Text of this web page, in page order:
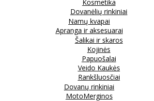
Kosmetika
Dovanėlių rinkiniai
Namų kvapai
Apranga ir aksesuarai
Šalikai ir skaros
Kojinės
Papuošalai
Veido Kaukės
Rankšluosčiai
Dovanų rinkiniai
MotoMerginos